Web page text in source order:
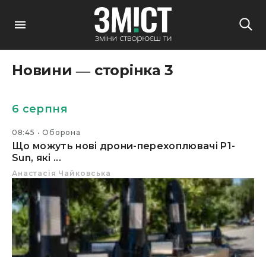
Новини ― сторінка 3
6 серпня
08:45 Оборона
Що можуть нові дрони-перехоплювачі P1-
Sun, які ...
Анастасія Чайковська